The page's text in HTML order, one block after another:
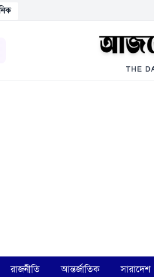
THE
রাজনীতি আন্তর্জাতিক সারাদেশ